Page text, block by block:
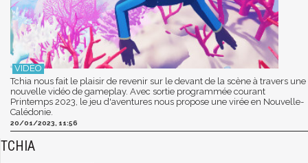
Tchia nous fait le plaisir de revenir sur le devant de la scène à travers une
nouvelle vidéo de gameplay. Avec sortie programmée courant
Printemps 2023, le jeu d'aventures nous propose une virée en Nouvelle-
Calédonie.
20/01/2023, 11:56
TCHIA